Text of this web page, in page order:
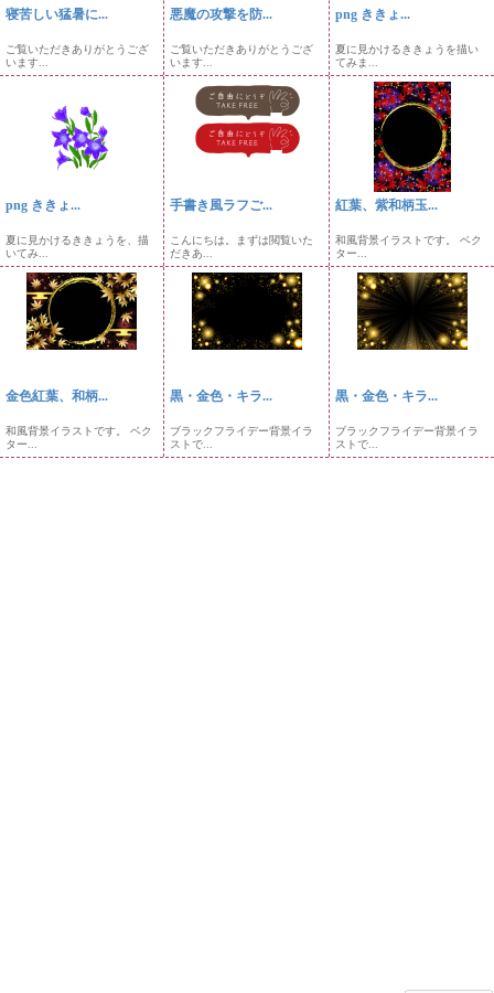
寝苦しい猛暑に...
ご覧いただきありがとうござ
います...
悪魔の攻撃を防...
ご覧いただきありがとうござ
います...
png ききょ...
夏に見かけるききょうを描い
てみま...
png ききょ...
夏に見かけるききょうを、描
いてみ...
手書き風ラフご...
こんにちは。まずは閲覧いた
だきあ...
紅葉、紫和柄玉...
和風背景イラストです。 ベク
ター...
金色紅葉、和柄...
和風背景イラストです。 ベク
ター...
黒・金色・キラ...
ブラックフライデー背景イラ
ストで...
黒・金色・キラ...
ブラックフライデー背景イラ
ストで...